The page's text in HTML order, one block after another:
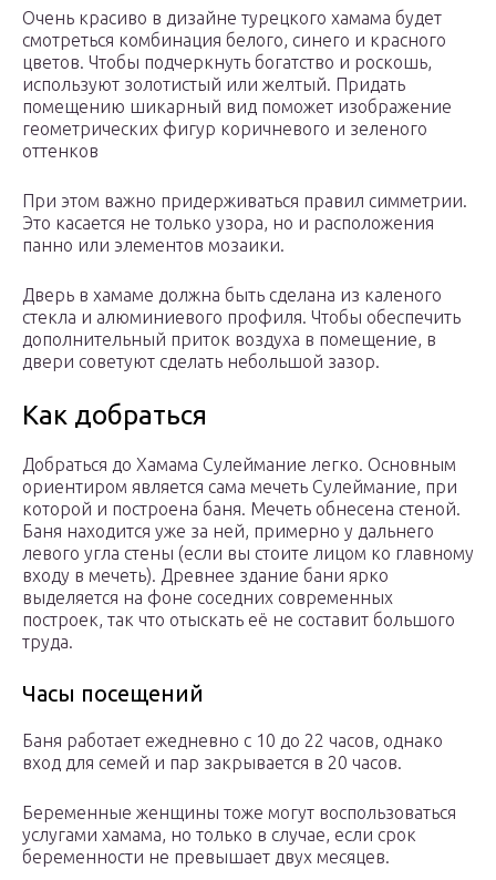
Очень красиво в дизайне турецкого хамама будет
смотреться комбинация белого, синего и красного
цветов. Чтобы подчеркнуть богатство и роскошь,
используют золотистый или желтый. Придать
помещению шикарный вид поможет изображение
геометрических фигур коричневого и зеленого
оттенков
При этом важно придерживаться правил симметрии.
Это касается не только узора, но и расположения
панно или элементов мозаики.
Дверь в хамаме должна быть сделана из каленого
стекла и алюминиевого профиля. Чтобы обеспечить
дополнительный приток воздуха в помещение, в
двери советуют сделать небольшой зазор.
Как добраться
Добраться до Хамама Сулеймание легко. Основным
ориентиром является сама мечеть Сулеймание, при
которой и построена баня. Мечеть обнесена стеной.
Баня находится уже за ней, примерно у дальнего
левого угла стены (если вы стоите лицом ко главному
входу в мечеть). Древнее здание бани ярко
выделяется на фоне соседних современных
построек, так что отыскать её не составит большого
труда.
Часы посещений
Баня работает ежедневно с 10 до 22 часов, однако
вход для семей и пар закрывается в 20 часов.
Беременные женщины тоже могут воспользоваться
услугами хамама, но только в случае, если срок
беременности не превышает двух месяцев.